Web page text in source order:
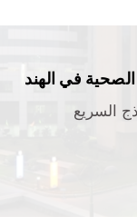
في الهند